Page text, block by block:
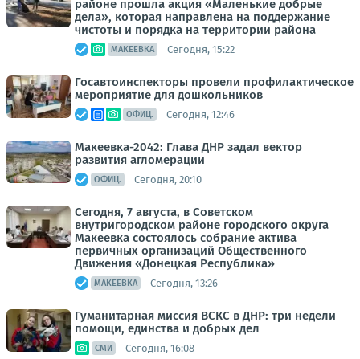
районе прошла акция «Маленькие добрые
дела», которая направлена на поддержание
чистоты и порядка на территории района
МАКЕЕВКА Сегодня, 15:22
Госавтоинспекторы провели профилактическое
мероприятие для дошкольников
ОФИЦ. Сегодня, 12:46
Макеевка-2042: Глава ДНР задал вектор
развития агломерации
ОФИЦ. Сегодня, 20:10
Сегодня, 7 августа, в Советском
внутригородском районе городского округа
Макеевка состоялось собрание актива
первичных организаций Общественного
Движения «Донецкая Республика»
МАКЕЕВКА Сегодня, 13:26
Гуманитарная миссия ВСКС в ДНР: три недели
помощи, единства и добрых дел
СМИ Сегодня, 16:08